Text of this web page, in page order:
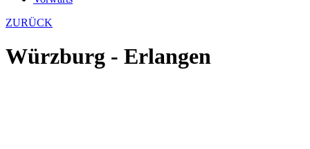
ZURÜCK
Würzburg - Erlangen